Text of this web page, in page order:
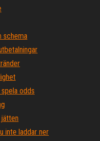
schema
odds
inte laddar ner